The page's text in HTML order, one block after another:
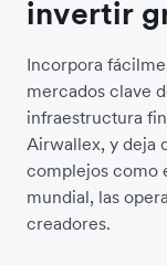
invertir
Incorpora
mercados clave
infraestructura
Airwallex, y deja
complejos como
mundial, las
creadores.